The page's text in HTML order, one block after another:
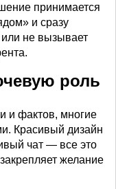
принимается
и сразу
или не вызывает
роль
и фактов, многие
Красивый дизайн
чат — все это
желание